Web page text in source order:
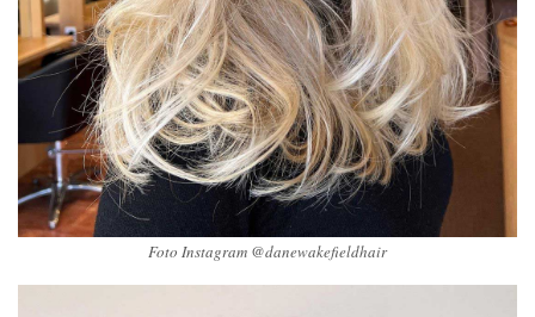
Foto Instagram @danewakefieldhair